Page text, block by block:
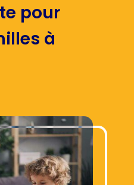
pour
à